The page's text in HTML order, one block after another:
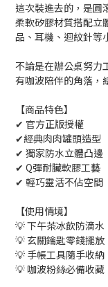
這次裝進去的，是圓
柔軟矽膠材質搭配立
品、耳機、迴紋針等
不論是在辦公桌努力
有咖波陪伴的角落，
【商品特色】
✔ 官方正版授權
✔經典肉肉罐頭造型
✔ 獨家防水立體凸邊
✔ Q彈耐臟軟膠工藝
✔ 輕巧靈活不佔空間
【使用情境】
💡 下午茶冰飲防滴水
💡 玄關鑰匙零錢擺放
💡 手帳工具隨手收納
💡 咖波粉絲必備收藏